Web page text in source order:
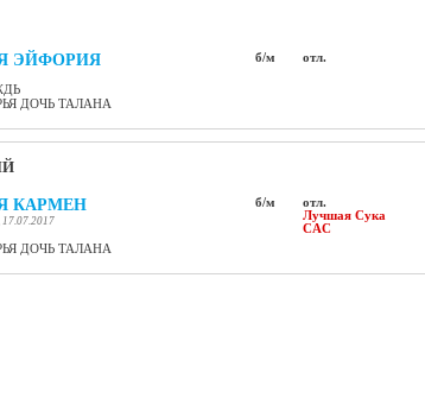
ЭЙФОРИЯ
ДОЧЬ ТАЛАНА
б/м отл.
КАРМЕН
17.07.2017
ДОЧЬ ТАЛАНА
б/м
отл.
Лучшая Сука
CAC